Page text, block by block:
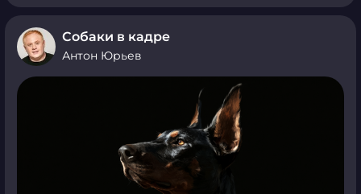
Собаки в кадре
Антон Юрьев